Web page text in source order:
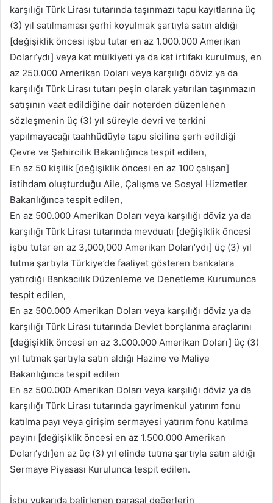
karşılığı Türk Lirası tutarında taşınmazı tapu kayıtlarına üç
(3) yıl satılmaması şerhi koyulmak şartıyla satın aldığı
[değişiklik öncesi işbu tutar en az 1.000.000 Amerikan
Doları’ydı] veya kat mülkiyeti ya da kat irtifakı kurulmuş, en
az 250.000 Amerikan Doları veya karşılığı döviz ya da
karşılığı Türk Lirası tutarı peşin olarak yatırılan taşınmazın
satışının vaat edildiğine dair noterden düzenlenen
sözleşmenin üç (3) yıl süreyle devri ve terkini
yapılmayacağı taahhüdüyle tapu siciline şerh edildiği
Çevre ve Şehircilik Bakanlığınca tespit edilen,
En az 50 kişilik [değişiklik öncesi en az 100 çalışan]
istihdam oluşturduğu Aile, Çalışma ve Sosyal Hizmetler
Bakanlığınca tespit edilen,
En az 500.000 Amerikan Doları veya karşılığı döviz ya da
karşılığı Türk Lirası tutarında mevduatı [değişiklik öncesi
işbu tutar en az 3,000,000 Amerikan Doları’ydı] üç (3) yıl
tutma şartıyla Türkiye’de faaliyet gösteren bankalara
yatırdığı Bankacılık Düzenleme ve Denetleme Kurumunca
tespit edilen,
En az 500.000 Amerikan Doları veya karşılığı döviz ya da
karşılığı Türk Lirası tutarında Devlet borçlanma araçlarını
[değişiklik öncesi en az 3.000.000 Amerikan Doları] üç (3)
yıl tutmak şartıyla satın aldığı Hazine ve Maliye
Bakanlığınca tespit edilen
En az 500.000 Amerikan Doları veya karşılığı döviz ya da
karşılığı Türk Lirası tutarında gayrimenkul yatırım fonu
katılma payı veya girişim sermayesi yatırım fonu katılma
payını [değişiklik öncesi en az 1.500.000 Amerikan
Doları’ydı]en az üç (3) yıl elinde tutma şartıyla satın aldığı
Sermaye Piyasası Kurulunca tespit edilen.
İşbu yukarıda belirlenen parasal değerlerin